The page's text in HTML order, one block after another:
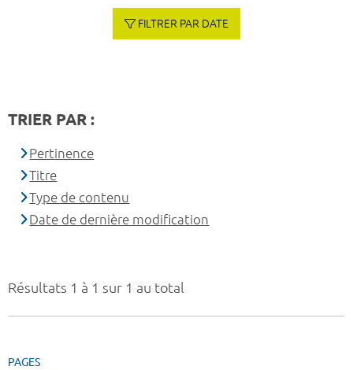
Résultats 1 à 1 sur 1 au total
PAGES
FILTRER PAR DATE
TRIER PAR :
Pertinence
Titre
Type de contenu
Date de dernière modification